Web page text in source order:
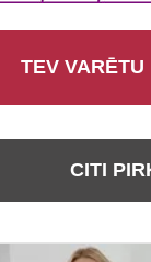
TEV VARĒTU
CITI